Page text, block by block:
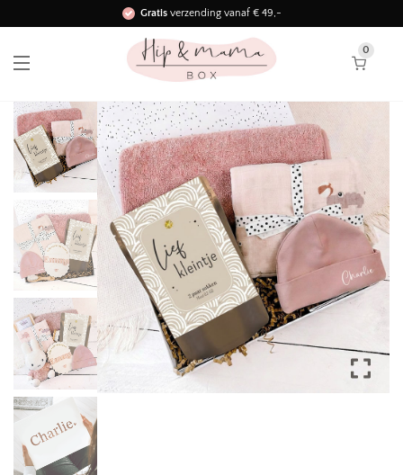
Gratisverzending vanaf € 49,-
Binnen 3 werkdagen in huis!
0